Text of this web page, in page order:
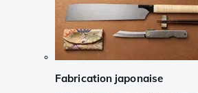
Fabrication japonaise